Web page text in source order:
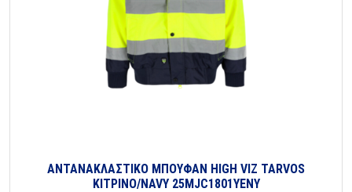
ΑΝΤΑΝΑΚΛΑΣΤΙΚΟ ΜΠΟΥΦΑΝ HIGH VIZ TARVOS
ΚΙΤΡΙΝΟ/NAVY 25MJC1801YENY